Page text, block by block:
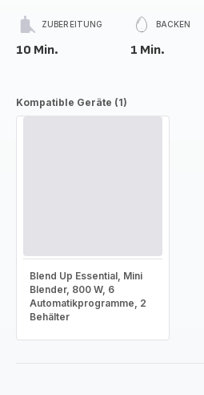
ZUBEREITUNG
10 Min.
BACKEN
1 Min.
Kompatible Geräte (1)
Blend Up Essential, Mini
Blender, 800 W, 6
Automatikprogramme, 2
Behälter